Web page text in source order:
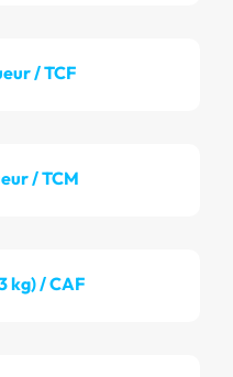
/ TCF
/ TCM
kg) / CAF